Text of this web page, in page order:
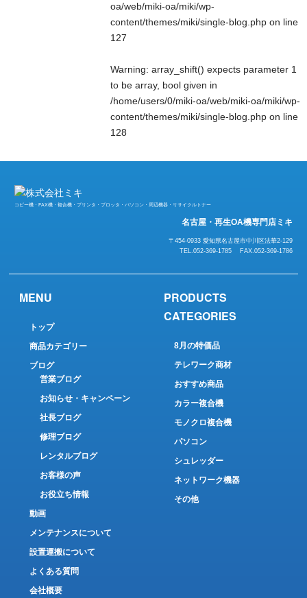
oa/web/miki-oa/miki/wp-
content/themes/miki/single-blog.php on line
127
Warning: array_shift() expects parameter 1
to be array, bool given in
/home/users/0/miki-oa/web/miki-oa/miki/wp-
content/themes/miki/single-blog.php on line
128
コピー機・FAX機・複合機・プリンタ・プロッタ・パソコン・周辺機器・リサイクルトナー
名古屋・再生OA機専門店ミキ
〒454-0933 愛知県名古屋市中川区法華2-129
TEL.052-369-1785 FAX.052-369-1786
MENU
トップ
商品カテゴリー
ブログ
営業ブログ
お知らせ・キャンペーン
社長ブログ
修理ブログ
レンタルブログ
お客様の声
お役立ち情報
動画
メンテナンスについて
設置運搬について
よくある質問
会社概要
PRODUCTS
CATEGORIES
8月の特価品
テレワーク商材
おすすめ商品
カラー複合機
モノクロ複合機
パソコン
シュレッダー
ネットワーク機器
その他